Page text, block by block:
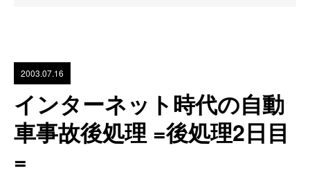
2003.07.16
インターネット時代の自動
車事故後処理 =後処理2日目
=